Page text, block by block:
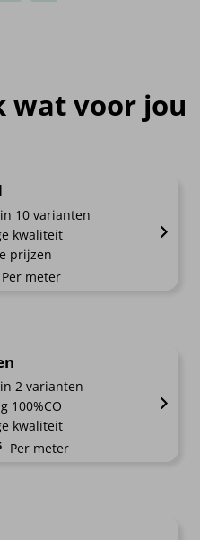
wat voor jou
10 varianten
kwaliteit
prijzen
Prijsklasse: €2.25 tot €4.95
Per meter
2 varianten
100%CO
kwaliteit
Prijsklasse: €7.95 tot €11.95
Per meter